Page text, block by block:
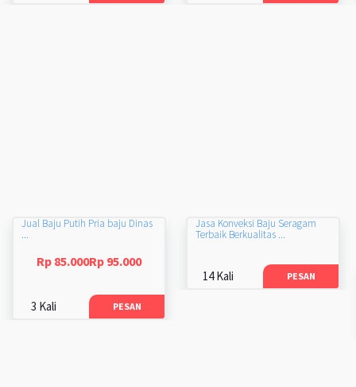
Jual Baju Putih Pria baju Dinas
...
Rp 85.000Rp 95.000
3 Kali PESAN
Jasa Konveksi Baju Seragam
Terbaik Berkualitas ...
14 Kali PESAN